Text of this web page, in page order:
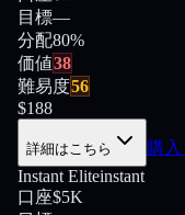
目標—
分配80%
価値38
難易度56
$188
詳細はこちら 購入
Instant Eliteinstant
口座$5K